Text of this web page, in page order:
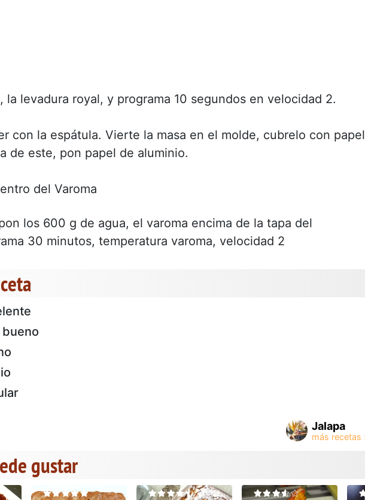
la levadura royal, y programa 10 segundos en velocidad 2.
con la espátula. Vierte la masa en el molde, cubrelo con papel
de este, pon papel de aluminio.
del Varoma
los 600 g de agua, el varoma encima de la tapa del
30 minutos, temperatura varoma, velocidad 2
bueno
Jalapa
gustar